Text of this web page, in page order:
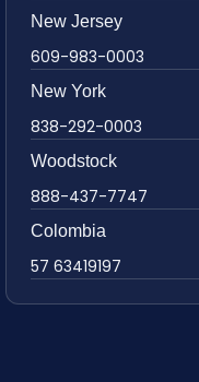
New Jersey
609-983-0003
New York
838-292-0003
Woodstock
888-437-7747
Colombia
57 63419197